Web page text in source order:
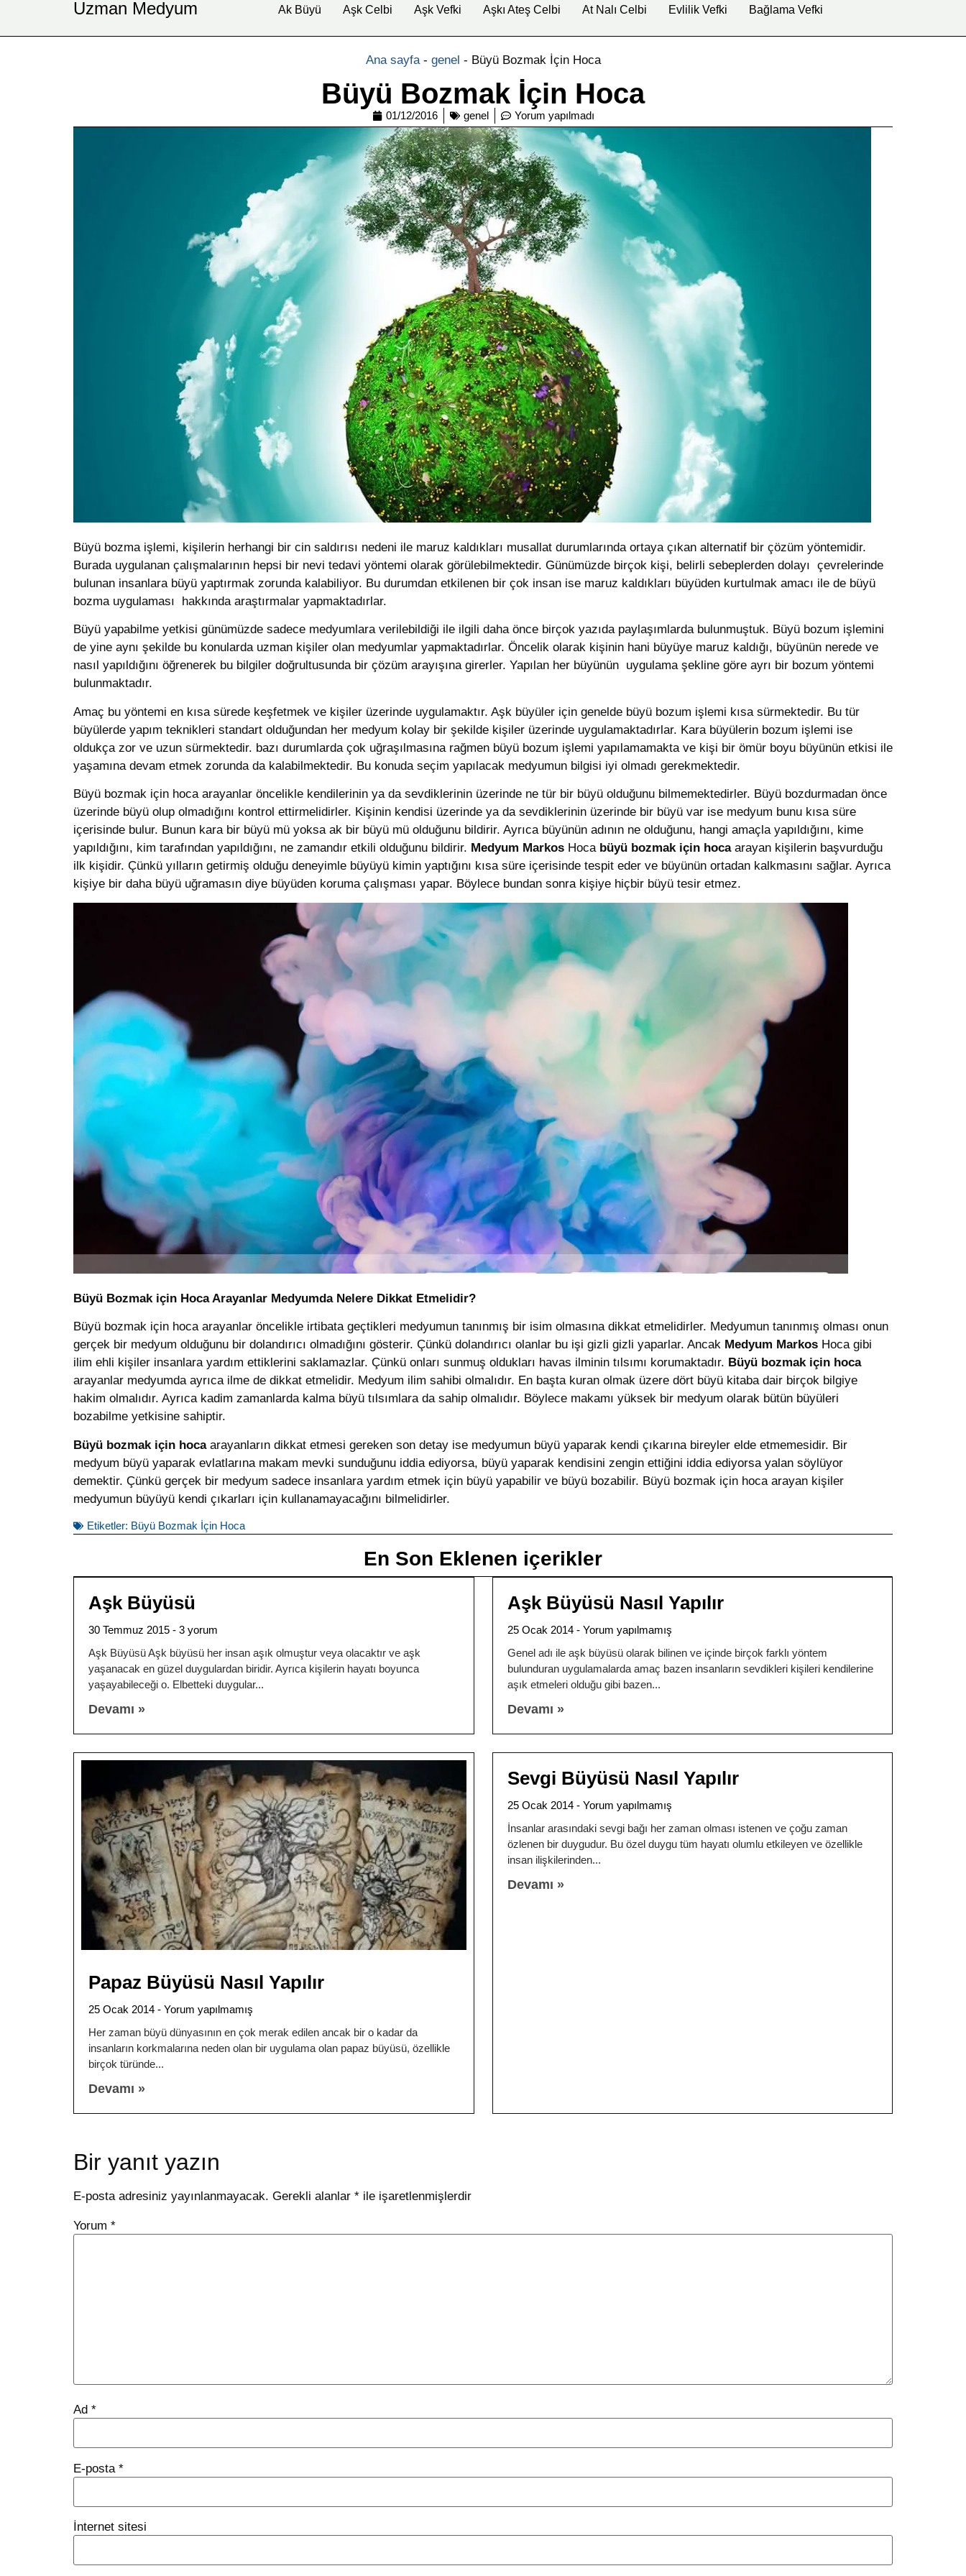
Uzman Medyum Ak Büyü Aşk Celbi Aşk Vefki Aşkı Ateş Celbi At Nalı Celbi Evlilik Vefki Bağlama Vefki
Ana sayfa- genel - Büyü Bozmak İçin Hoca
Büyü Bozmak İçin Hoca
01/12/2016 genel Yorum yapılmadı
Büyü bozma işlemi, kişilerin herhangi bir cin saldırısı nedeni ile maruz kaldıkları musallat durumlarında ortaya çıkan alternatif bir çözüm yöntemidir.
Burada uygulanan çalışmalarının hepsi bir nevi tedavi yöntemi olarak görülebilmektedir. Günümüzde birçok kişi, belirli sebeplerden dolayı çevrelerinde
bulunan insanlara büyü yaptırmak zorunda kalabiliyor. Bu durumdan etkilenen bir çok insan ise maruz kaldıkları büyüden kurtulmak amacı ile de büyü
bozma uygulaması hakkında araştırmalar yapmaktadırlar.
Büyü yapabilme yetkisi günümüzde sadece medyumlara verilebildiği ile ilgili daha önce birçok yazıda paylaşımlarda bulunmuştuk. Büyü bozum işlemini
de yine aynı şekilde bu konularda uzman kişiler olan medyumlar yapmaktadırlar. Öncelik olarak kişinin hani büyüye maruz kaldığı, büyünün nerede ve
nasıl yapıldığını öğrenerek bu bilgiler doğrultusunda bir çözüm arayışına girerler. Yapılan her büyünün uygulama şekline göre ayrı bir bozum yöntemi
bulunmaktadır.
Amaç bu yöntemi en kısa sürede keşfetmek ve kişiler üzerinde uygulamaktır. Aşk büyüler için genelde büyü bozum işlemi kısa sürmektedir. Bu tür
büyülerde yapım teknikleri standart olduğundan her medyum kolay bir şekilde kişiler üzerinde uygulamaktadırlar. Kara büyülerin bozum işlemi ise
oldukça zor ve uzun sürmektedir. bazı durumlarda çok uğraşılmasına rağmen büyü bozum işlemi yapılamamakta ve kişi bir ömür boyu büyünün etkisi ile
yaşamına devam etmek zorunda da kalabilmektedir. Bu konuda seçim yapılacak medyumun bilgisi iyi olmadı gerekmektedir.
Büyü bozmak için hoca arayanlar öncelikle kendilerinin ya da sevdiklerinin üzerinde ne tür bir büyü olduğunu bilmemektedirler. Büyü bozdurmadan önce
üzerinde büyü olup olmadığını kontrol ettirmelidirler. Kişinin kendisi üzerinde ya da sevdiklerinin üzerinde bir büyü var ise medyum bunu kısa süre
içerisinde bulur. Bunun kara bir büyü mü yoksa ak bir büyü mü olduğunu bildirir. Ayrıca büyünün adının ne olduğunu, hangi amaçla yapıldığını, kime
yapıldığını, kim tarafından yapıldığını, ne zamandır etkili olduğunu bildirir. Medyum Markos Hoca büyü bozmak için hocaarayan kişilerin başvurduğu
ilk kişidir. Çünkü yılların getirmiş olduğu deneyimle büyüyü kimin yaptığını kısa süre içerisinde tespit eder ve büyünün ortadan kalkmasını sağlar. Ayrıca
kişiye bir daha büyü uğramasın diye büyüden koruma çalışması yapar. Böylece bundan sonra kişiye hiçbir büyü tesir etmez.
Büyü Bozmak için Hoca Arayanlar Medyumda Nelere Dikkat Etmelidir?
Büyü bozmak için hoca arayanlar öncelikle irtibata geçtikleri medyumun tanınmış bir isim olmasına dikkat etmelidirler. Medyumun tanınmış olması onun
gerçek bir medyum olduğunu bir dolandırıcı olmadığını gösterir. Çünkü dolandırıcı olanlar bu işi gizli gizli yaparlar. Ancak Medyum Markos Hoca gibi
ilim ehli kişiler insanlara yardım ettiklerini saklamazlar. Çünkü onları sunmuş oldukları havas ilminin tılsımı korumaktadır. Büyü bozmak için hoca
arayanlar medyumda ayrıca ilme de dikkat etmelidir. Medyum ilim sahibi olmalıdır. En başta kuran olmak üzere dört büyü kitaba dair birçok bilgiye
hakim olmalıdır. Ayrıca kadim zamanlarda kalma büyü tılsımlara da sahip olmalıdır. Böylece makamı yüksek bir medyum olarak bütün büyüleri
bozabilme yetkisine sahiptir.
Büyü bozmak için hocaarayanların dikkat etmesi gereken son detay ise medyumun büyü yaparak kendi çıkarına bireyler elde etmemesidir. Bir
medyum büyü yaparak evlatlarına makam mevki sunduğunu iddia ediyorsa, büyü yaparak kendisini zengin ettiğini iddia ediyorsa yalan söylüyor
demektir. Çünkü gerçek bir medyum sadece insanlara yardım etmek için büyü yapabilir ve büyü bozabilir. Büyü bozmak için hoca arayan kişiler
medyumun büyüyü kendi çıkarları için kullanamayacağını bilmelidirler.
Etiketler: Büyü Bozmak İçin Hoca
En Son Eklenen içerikler
Aşk Büyüsü
30 Temmuz 2015
3 yorum
Aşk Büyüsü Aşk büyüsü her insan aşık olmuştur veya olacaktır ve aşk
yaşanacak en güzel duygulardan biridir. Ayrıca kişilerin hayatı boyunca
yaşayabileceği o. Elbetteki duygular
Devamı »
Aşk Büyüsü Nasıl Yapılır
25 Ocak 2014
Yorum yapılmamış
Genel adı ile aşk büyüsü olarak bilinen ve içinde birçok farklı yöntem
bulunduran uygulamalarda amaç bazen insanların sevdikleri kişileri kendilerine
aşık etmeleri olduğu gibi bazen
Devamı »
Papaz Büyüsü Nasıl Yapılır
25 Ocak 2014
Yorum yapılmamış
Her zaman büyü dünyasının en çok merak edilen ancak bir o kadar da
insanların korkmalarına neden olan bir uygulama olan papaz büyüsü, özellikle
birçok türünde
Devamı »
Sevgi Büyüsü Nasıl Yapılır
25 Ocak 2014
Yorum yapılmamış
İnsanlar arasındaki sevgi bağı her zaman olması istenen ve çoğu zaman
özlenen bir duygudur. Bu özel duygu tüm hayatı olumlu etkileyen ve özellikle
insan ilişkilerinden
Devamı »
Bir yanıt yazın
E-posta adresiniz yayınlanmayacak. Gerekli alanlar * ile işaretlenmişlerdir
Yorum *
Ad *
E-posta *
İnternet sitesi